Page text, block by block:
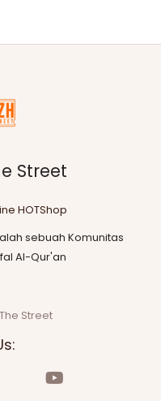
Street
HOTShop
sebuah Komunitas
Al-Qur'an
Street